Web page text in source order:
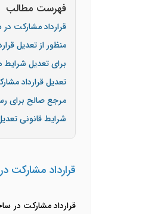
فهرست مطالب
قرارداد مشارکت
منظور از تعدیل
برای تعدیل
تعدیل قرارداد
مرجع صالح برای
شرایط قانونی
قرارداد
قرارداد مشارکت در